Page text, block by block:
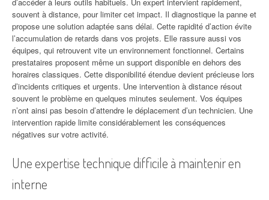
souvent à distance, pour limiter cet impact. Il diagnostique la panne et
propose une solution adaptée sans délai. Cette rapidité d’action évite
l’accumulation de retards dans vos projets. Elle rassure aussi vos
équipes, qui retrouvent vite un environnement fonctionnel. Certains
prestataires proposent même un support disponible en dehors des
horaires classiques. Cette disponibilité étendue devient précieuse lors
d’incidents critiques et urgents. Une intervention à distance résout
souvent le problème en quelques minutes seulement. Vos équipes
n’ont ainsi pas besoin d’attendre le déplacement d’un technicien. Une
intervention rapide limite considérablement les conséquences
négatives sur votre activité.
Une expertise technique difficile à maintenir en
interne